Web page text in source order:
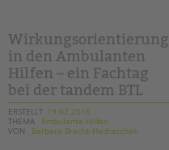
Förderzentren
Kollegs
EFöB
Schulbezogene Sozialarbeit
Tagesgruppen
Wirkungsorientierung
in den Ambulanten
Hilfen – ein Fachtag
bei der tandem BTL
ERSTELLT 19.02.2018
THEMA Ambulante Hilfen
VON
Barbara Brecht-Hadraschek